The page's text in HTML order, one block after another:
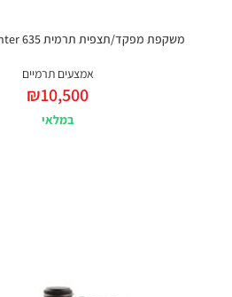
משקפת מפקד/תצפית תרמית ATN BlazeHunter 635
אמצעים תרמיים
₪10,500
במלאי